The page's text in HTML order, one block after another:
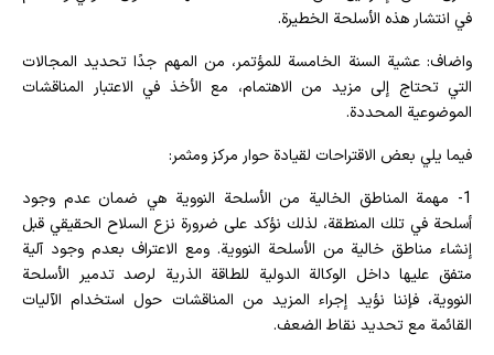
في انتشار هذه الأسلحة الخطيرة.
واضاف: عشية السنة الخامسة للمؤتمر، من المهم جدًا تحديد المجالات
التي تحتاج إلى مزيد من الاهتمام، مع الأخذ في الاعتبار المناقشات
الموضوعية المحددة.
فيما يلي بعض الاقتراحات لقيادة حوار مركز ومثمر:
1- مهمة المناطق الخالية من الأسلحة النووية هي ضمان عدم وجود
أسلحة في تلك المنطقة، لذلك نؤكد على ضرورة نزع السلاح الحقيقي قبل
إنشاء مناطق خالية من الأسلحة النووية. ومع الاعتراف بعدم وجود آلية
متفق عليها داخل الوكالة الدولية للطاقة الذرية لرصد تدمير الأسلحة
النووية، فإننا نؤيد إجراء المزيد من المناقشات حول استخدام الآليات
القائمة مع تحديد نقاط الضعف.